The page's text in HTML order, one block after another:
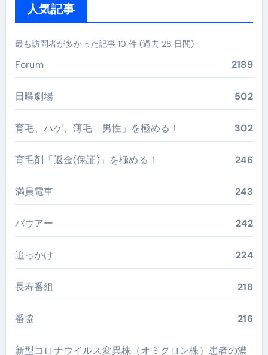
人気記事
最も訪問者が多かった記事 10 件 (過去 28 日間)
Forum 2189
日曜劇場 502
育毛、ハゲ、薄毛「男性」を極める！ 302
育毛剤「返金(保証)」を極める！ 246
満員電車 243
バウアー 242
追っかけ 224
長寿番組 218
番協 216
新型コロナウイルス変異株（オミクロン株）患者の濃